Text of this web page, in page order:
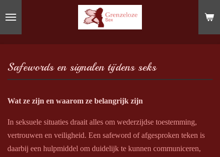
hoofdinhoud
Safewords en signalen tijdens seks
Wat ze zijn en waarom ze belangrijk zijn
In seksuele situaties draait alles om wederzijdse toestemming,
vertrouwen en veiligheid. Een safeword of afgesproken teken is
daarbij een hulpmiddel om duidelijk te kunnen communiceren,